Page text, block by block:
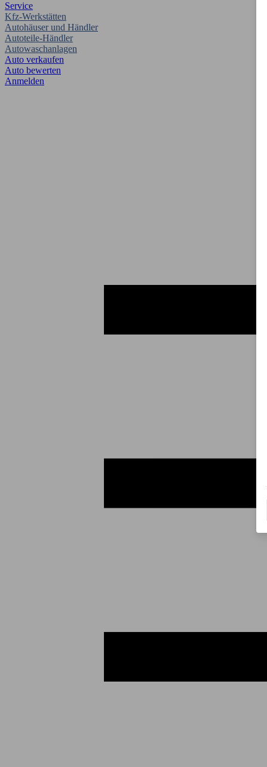
Service
Kfz-Werkstätten
Autohäuser und Händler
Autoteile-Händler
Autowaschanlagen
Auto verkaufen
Auto bewerten
Anmelden